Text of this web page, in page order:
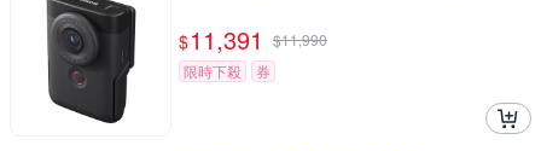
$11,391 $11,990
限時下殺
券